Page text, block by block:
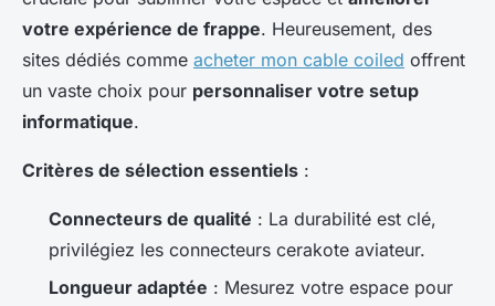
votre expérience de frappe. Heureusement, des
sites dédiés comme acheter mon cable coiled offrent
un vaste choix pour personnaliser votre setup
informatique.
Critères de sélection essentiels :
Connecteurs de qualité : La durabilité est clé,
privilégiez les connecteurs cerakote aviateur.
Longueur adaptée : Mesurez votre espace pour